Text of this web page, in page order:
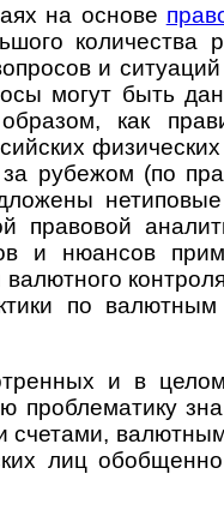
на основе
коли­чества
и
могут быть
как
рубе­жом (по
право­вой
и нюан­сов
валют­ного
по
и в
пробле­матику
сче­тами,
лиц